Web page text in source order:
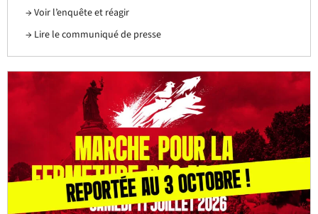
Voir l’enquête et réagir
Lire le communiqué de presse